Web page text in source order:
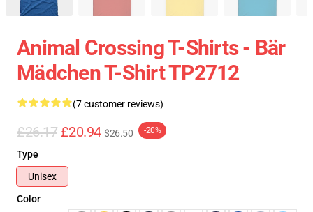
Animal Crossing T-Shirts - Bär
Mädchen T-Shirt TP2712
(7 customer reviews)
£26.17 £20.94 $26.50 -20%
Type
Unisex
Color